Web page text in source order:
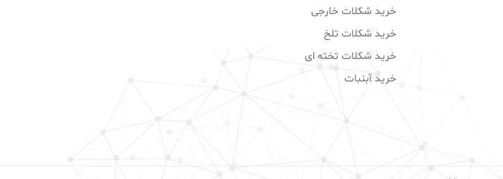
خرید شکلات خارجی
خرید شکلات تلخ
خرید شکلات تخته‌ ای
خرید آبنبات